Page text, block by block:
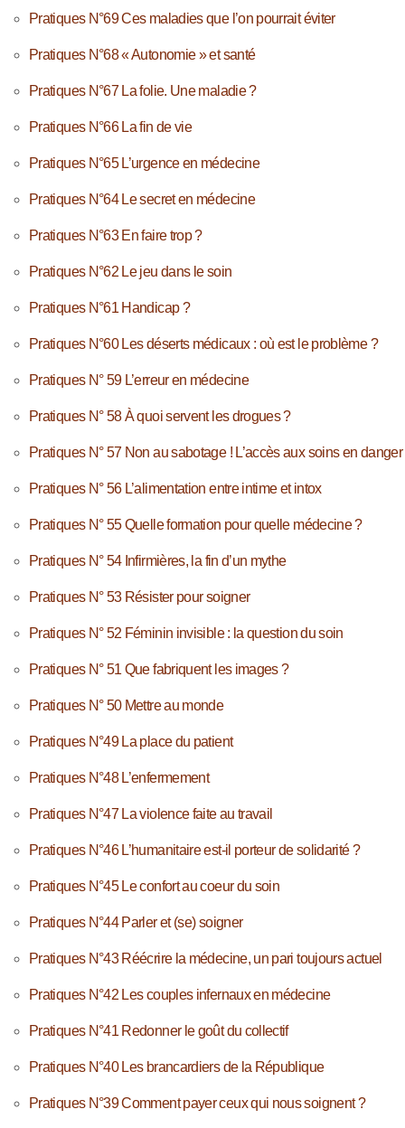
Pratiques N°69 Ces maladies que l’on pourrait éviter
Pratiques N°68 « Autonomie » et santé
Pratiques N°67 La folie. Une maladie ?
Pratiques N°66 La fin de vie
Pratiques N°65 L’urgence en médecine
Pratiques N°64 Le secret en médecine
Pratiques N°63 En faire trop ?
Pratiques N°62 Le jeu dans le soin
Pratiques N°61 Handicap ?
Pratiques N°60 Les déserts médicaux : où est le problème ?
Pratiques N° 59 L’erreur en médecine
Pratiques N° 58 À quoi servent les drogues ?
Pratiques N° 57 Non au sabotage ! L’accès aux soins en danger
Pratiques N° 56 L’alimentation entre intime et intox
Pratiques N° 55 Quelle formation pour quelle médecine ?
Pratiques N° 54 Infirmières, la fin d’un mythe
Pratiques N° 53 Résister pour soigner
Pratiques N° 52 Féminin invisible : la question du soin
Pratiques N° 51 Que fabriquent les images ?
Pratiques N° 50 Mettre au monde
Pratiques N°49 La place du patient
Pratiques N°48 L’enfermement
Pratiques N°47 La violence faite au travail
Pratiques N°46 L’humanitaire est-il porteur de solidarité ?
Pratiques N°45 Le confort au coeur du soin
Pratiques N°44 Parler et (se) soigner
Pratiques N°43 Réécrire la médecine, un pari toujours actuel
Pratiques N°42 Les couples infernaux en médecine
Pratiques N°41 Redonner le goût du collectif
Pratiques N°40 Les brancardiers de la République
Pratiques N°39 Comment payer ceux qui nous soignent ?